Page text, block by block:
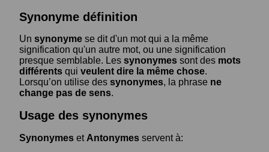
Synonyme définition
Un synonyme se dit d'un mot qui a la même
signification qu'un autre mot, ou une signification
presque semblable. Les synonymes sont des mots
différents qui veulent dire la même chose.
Lorsqu’on utilise des synonymes, la phrase ne
change pas de sens.
Usage des synonymes
Synonymes et Antonymes servent à: